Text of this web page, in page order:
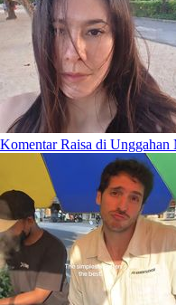
Komentar Raisa di